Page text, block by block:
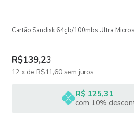
Cartão Sandisk 64gb/100mbs Ultra
R$139,23
12 x de R$11,60 sem juros
R$ 125,31
com 10%